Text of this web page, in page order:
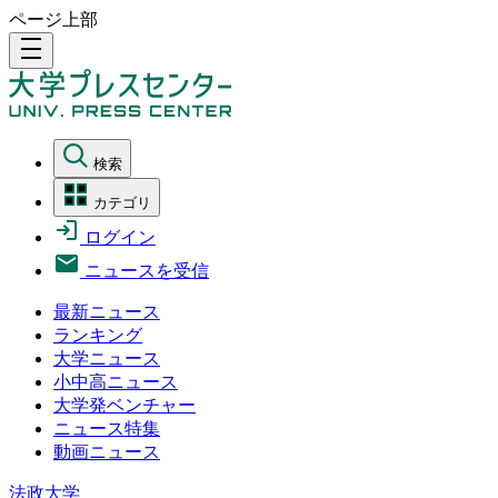
ページ上部
density_medium
検索
カテゴリ
ログイン
ニュースを受信
最新ニュース
ランキング
大学ニュース
小中高ニュース
大学発ベンチャー
ニュース特集
動画ニュース
法政大学